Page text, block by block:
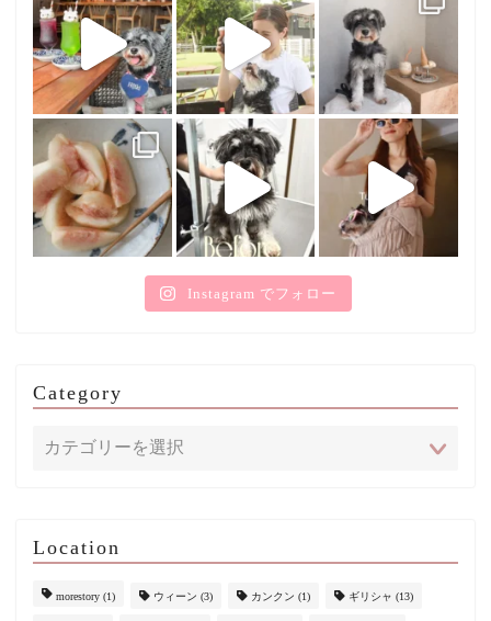
Instagram でフォロー
Category
Location
morestory (1) ウィーン (3) カンクン (1) ギリシャ (13)